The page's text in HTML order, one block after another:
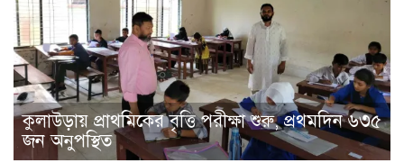
কুলাউড়ায় প্রাথমিকের বৃত্তি পরীক্ষা শুরু, প্রথমদিন ৬৩৫
জন অনুপস্থিত